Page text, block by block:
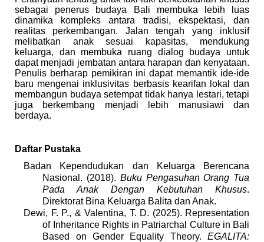
sebagai penerus budaya Bali membuka lebih luas
dinamika kompleks antara tradisi, ekspektasi, dan
realitas perkembangan. Jalan tengah yang inklusif
melibatkan anak sesuai kapasitas, mendukung
keluarga, dan membuka ruang dialog budaya untuk
dapat menjadi jembatan antara harapan dan kenyataan.
Penulis berharap pemikiran ini dapat memantik ide-ide
baru mengenai inklusivitas berbasis kearifan lokal dan
membangun budaya setempat tidak hanya lestari, tetapi
juga berkembang menjadi lebih manusiawi dan
berdaya.
Daftar Pustaka
Badan Kependudukan dan Keluarga Berencana
Nasional. (2018). Buku Pengasuhan Orang Tua
Pada Anak Dengan Kebutuhan Khusus.
Direktorat Bina Keluarga Balita dan Anak.
Dewi, F. P., & Valentina, T. D. (2025). Representation
of Inheritance Rights in Patriarchal Culture in Bali
Based on Gender Equality Theory. EGALITA: